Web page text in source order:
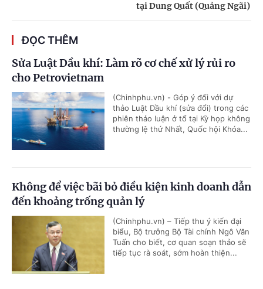
tại Dung Quất (Quảng Ngãi)
ĐỌC THÊM
Sửa Luật Dầu khí: Làm rõ cơ chế xử lý rủi ro
cho Petrovietnam
(Chinhphu.vn) - Góp ý đối với dự
thảo Luật Dầu khí (sửa đổi) trong các
phiên thảo luận ở tổ tại Kỳ họp không
thường lệ thứ Nhất, Quốc hội Khóa...
Không để việc bãi bỏ điều kiện kinh doanh dẫn
đến khoảng trống quản lý
(Chinhphu.vn) – Tiếp thu ý kiến đại
biểu, Bộ trưởng Bộ Tài chính Ngô Văn
Tuấn cho biết, cơ quan soạn thảo sẽ
tiếp tục rà soát, sớm hoàn thiện...